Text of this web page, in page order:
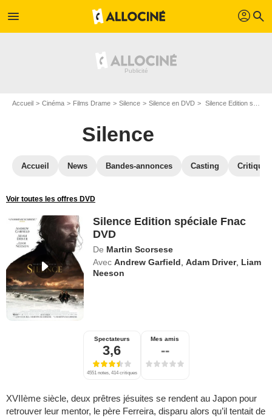
menu profil search
Accueil Cinéma Films Drame Silence Silence en DVD Silence Edition spéciale Fnac DVD
Silence
Accueil News Bandes-annonces Casting
Voir toutes les offres DVD
Silence Edition spéciale Fnac
DVD
De Martin Scorsese
Avec Andrew Garfield ,Adam Driver, Liam
Neeson
Spectateurs
3,6
4551 notes, 414 critiques
Mes amis
--
XVIIème siècle, deux prêtres jésuites se rendent au Japon pour
retrouver leur mentor, le père Ferreira, disparu alors qu’il tentait de